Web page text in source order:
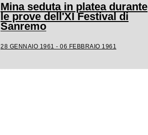
Mina seduta in platea durante
le prove dell'XI Festival di
Sanremo
28 GENNAIO 1961 - 06 FEBBRAIO 1961